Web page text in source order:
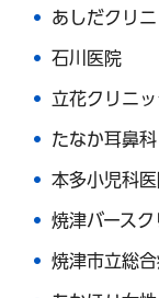
あしだクリニ
石川医院
立花クリニッ
たなか耳鼻科
本多小児科
焼津バースク
焼津市立総